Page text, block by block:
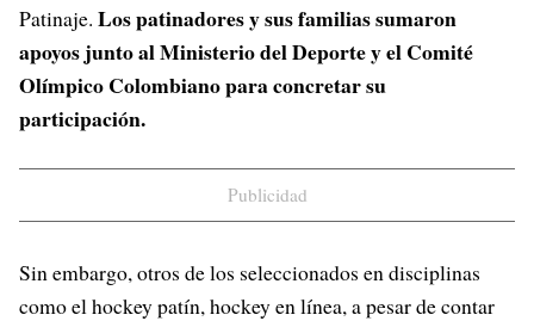
Patinaje. Los patinadores y sus familias sumaron
apoyos junto al Ministerio del Deporte y el Comité
Olímpico Colombiano para concretar su
participación.
Publicidad
Sin embargo, otros de los seleccionados en disciplinas
como el hockey patín, hockey en línea, a pesar de contar